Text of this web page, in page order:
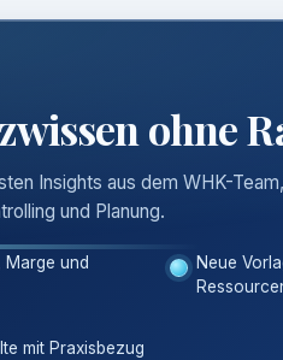
ohne
Insights aus dem WHK-
und Planung.
Marge und
Neue
mit Praxisbezug